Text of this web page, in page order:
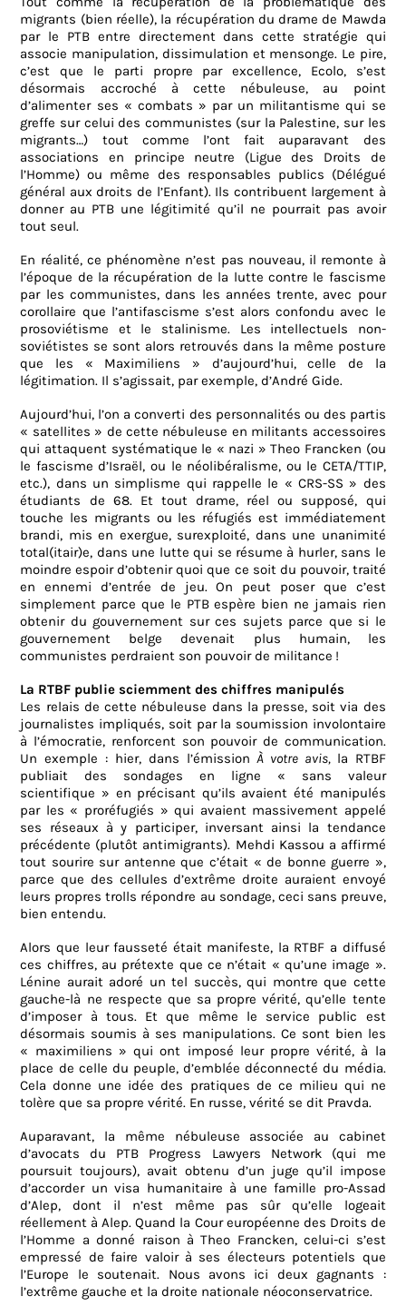
migrants (bien réelle), la récupération du drame de Mawda
par le PTB entre directement dans cette stratégie qui
associe manipulation, dissimulation et mensonge. Le pire,
c’est que le parti propre par excellence, Ecolo, s’est
désormais accroché à cette nébuleuse, au point
d’alimenter ses « combats » par un militantisme qui se
greffe sur celui des communistes (sur la Palestine, sur les
migrants…) tout comme l’ont fait auparavant des
associations en principe neutre (Ligue des Droits de
l’Homme) ou même des responsables publics (Délégué
général aux droits de l’Enfant). Ils contribuent largement à
donner au PTB une légitimité qu’il ne pourrait pas avoir
tout seul.
En réalité, ce phénomène n’est pas nouveau, il remonte à
l’époque de la récupération de la lutte contre le fascisme
par les communistes, dans les années trente, avec pour
corollaire que l’antifascisme s’est alors confondu avec le
prosoviétisme et le stalinisme. Les intellectuels non-
soviétistes se sont alors retrouvés dans la même posture
que les « Maximiliens » d’aujourd’hui, celle de la
légitimation. Il s’agissait, par exemple, d’André Gide.
Aujourd’hui, l’on a converti des personnalités ou des partis
« satellites » de cette nébuleuse en militants accessoires
qui attaquent systématique le « nazi » Theo Francken (ou
le fascisme d’Israël, ou le néolibéralisme, ou le CETA/TTIP,
etc.), dans un simplisme qui rappelle le « CRS-SS » des
étudiants de 68. Et tout drame, réel ou supposé, qui
touche les migrants ou les réfugiés est immédiatement
brandi, mis en exergue, surexploité, dans une unanimité
total(itair)e, dans une lutte qui se résume à hurler, sans le
moindre espoir d’obtenir quoi que ce soit du pouvoir, traité
en ennemi d’entrée de jeu. On peut poser que c’est
simplement parce que le PTB espère bien ne jamais rien
obtenir du gouvernement sur ces sujets parce que si le
gouvernement belge devenait plus humain, les
communistes perdraient son pouvoir de militance !
La RTBF publie sciemment des chiffres manipulés
Les relais de cette nébuleuse dans la presse, soit via des
journalistes impliqués, soit par la soumission involontaire
à l’émocratie, renforcent son pouvoir de communication.
Un exemple : hier, dans l’émissionÀ votre avis, la RTBF
publiait des sondages en ligne « sans valeur
scientifique » en précisant qu’ils avaient été manipulés
par les « proréfugiés » qui avaient massivement appelé
ses réseaux à y participer, inversant ainsi la tendance
précédente (plutôt antimigrants). Mehdi Kassou a affirmé
tout sourire sur antenne que c’était « de bonne guerre »,
parce que des cellules d’extrême droite auraient envoyé
leurs propres trolls répondre au sondage, ceci sans preuve,
bien entendu.
Alors que leur fausseté était manifeste, la RTBF a diffusé
ces chiffres, au prétexte que ce n’était « qu’une image ».
Lénine aurait adoré un tel succès, qui montre que cette
gauche-là ne respecte que sa propre vérité, qu’elle tente
d’imposer à tous. Et que même le service public est
désormais soumis à ses manipulations. Ce sont bien les
« maximiliens » qui ont imposé leur propre vérité, à la
place de celle du peuple, d’emblée déconnecté du média.
Cela donne une idée des pratiques de ce milieu qui ne
tolère que sa propre vérité. En russe, vérité se dit Pravda.
Auparavant, la même nébuleuse associée au cabinet
d’avocats du PTB Progress Lawyers Network (qui me
poursuit toujours), avait obtenu d’un juge qu’il impose
d’accorder un visa humanitaire à une famille pro-Assad
d’Alep, dont il n’est même pas sûr qu’elle logeait
réellement à Alep. Quand la Cour européenne des Droits de
l’Homme a donné raison à Theo Francken, celui-ci s’est
empressé de faire valoir à ses électeurs potentiels que
l’Europe le soutenait. Nous avons ici deux gagnants :
l’extrême gauche et la droite nationale néoconservatrice.